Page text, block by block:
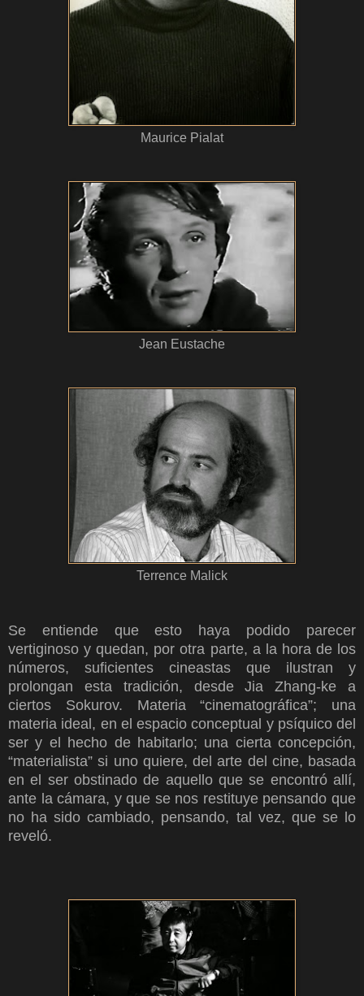
Maurice Pialat
Jean Eustache
Terrence Malick
Se entiende que esto haya podido parecer
vertiginoso y quedan, por otra parte, a la hora de los
números, suficientes cineastas que ilustran y
prolongan esta tradición, desde Jia Zhang-ke a
ciertos Sokurov. Materia “cinematográfica”; una
materia ideal, en el espacio conceptual y psíquico del
ser y el hecho de habitarlo; una cierta concepción,
“materialista” si uno quiere, del arte del cine, basada
en el ser obstinado de aquello que se encontró allí,
ante la cámara, y que se nos restituye pensando que
no ha sido cambiado, pensando, tal vez, que se lo
reveló.